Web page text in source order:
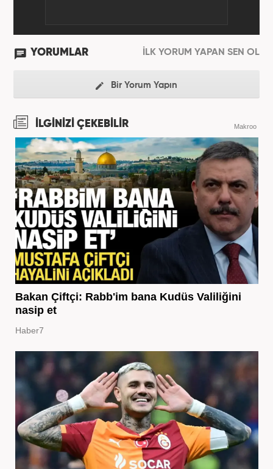
YORUMLAR İLK YORUM YAPAN SEN OL
Bir Yorum Yapın
İLGİNİZİ ÇEKEBİLİR Makroo
Bakan Çiftçi: Rabb'im bana Kudüs Valiliğini
nasip et
Haber7